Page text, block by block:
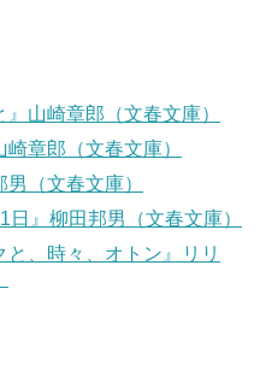
山崎章郎（文春文庫）
章郎（文春文庫）
（文春文庫）
』柳田邦男（文春文庫）
、時々、オトン』リリ